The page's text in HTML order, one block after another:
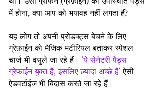
में होना, क्या आप को भयावह नहीं लगता हैं?
यह लोग तो अपनी प्रोडक्ट्स बेचने के लिए
ग्रेफ़ाईन को मैजिक मटीरियल बताकर स्पेशल
चार्ज भी वसुले जा रहे हैं। ‘ये सेनेटरी पैड्स
ग्रेफ़ाईन युक्त है, इसलिए ज़्यादा अच्छे है’ ऐसी
ऐडवर्टाईज भी बिंदास करते जा रहे हैं।